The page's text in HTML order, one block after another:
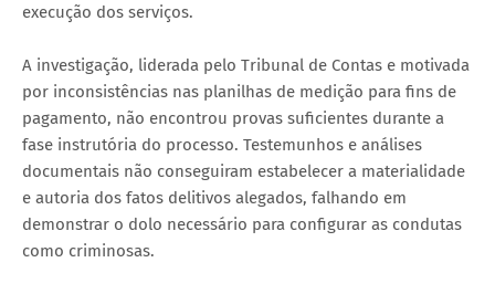
execução dos serviços.
A investigação, liderada pelo Tribunal de Contas e motivada
por inconsistências nas planilhas de medição para fins de
pagamento, não encontrou provas suficientes durante a
fase instrutória do processo. Testemunhos e análises
documentais não conseguiram estabelecer a materialidade
e autoria dos fatos delitivos alegados, falhando em
demonstrar o dolo necessário para configurar as condutas
como criminosas.